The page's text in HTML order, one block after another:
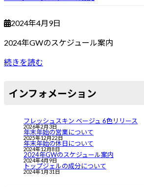
2024年4月9日
2024年GWのスケジュール案内
続きを読む
インフォメーション
フレッシュスキン ベージュ 6色リリース
2026年2月3日
年末年始の営業について
2025年12月22日
年末年始の休日について
2024年12月8日
2024年GWのスケジュール案内
2024年4月9日
トップジェルの成分について
2024年1月31日